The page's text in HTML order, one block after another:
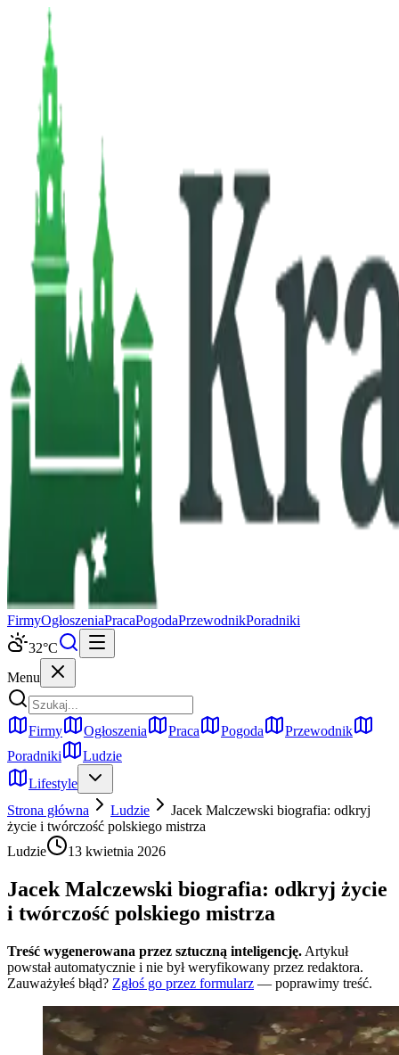
FirmyOgłoszeniaPracaPogodaPrzewodnikPoradniki
32°C
Menu
Firmy Ogłoszenia Praca Pogoda
Przewodnik
Poradniki
Ludzie
Lifestyle
Strona główna
Ludzie
Jacek Malczewski biografia: odkryj
życie i twórczość polskiego mistrza
Ludzie
13 kwietnia 2026
Jacek Malczewski biografia: odkryj życie
i twórczość polskiego mistrza
Treść wygenerowana przez sztuczną inteligencję. Artykuł
powstał automatycznie i nie był weryfikowany przez redaktora.
Zauważyłeś błąd? Zgłoś go przez formularz — poprawimy treść.